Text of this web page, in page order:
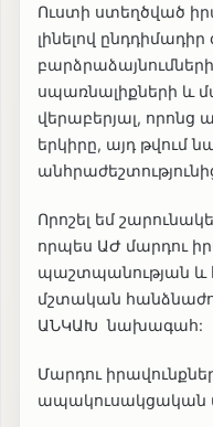
Ուստի ստեղծված
լինելով
սպառնալիքների և
վերաբերյալ, որոնց
երկիրը, այդ թվում
անհրաժեշտությունից
Որոշել եմ
որպես ԱԺ մարդու
պաշտպանության և
մշտական
ԱՆԿԱԽ նախագահ:
Մարդու
ապակուսակցական